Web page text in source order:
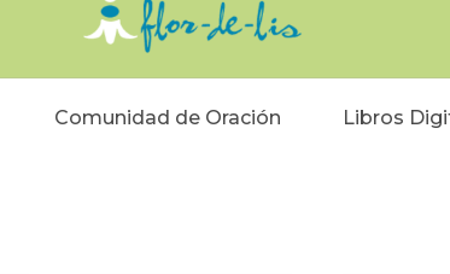
Comunidad de Oración Libros